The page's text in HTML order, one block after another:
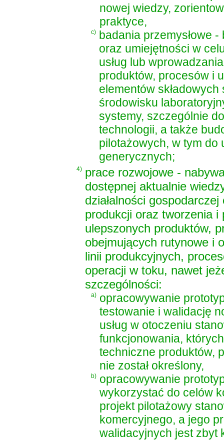
nowej wiedzy,
praktyce,
c)
badania przemysłowe
oraz umiejętności w
usług lub
produktów, procesów i
elementów
środowisku
systemy, szczególnie
technologii, a także
pilotażowych, w tym
generycznych;
4) prace rozwojowe -
dostępnej aktualnie
działalności
produkcji oraz tworzenia
ulepszonych produktów,
obejmujących rutynowe i
linii produkcyjnych,
operacji w toku, nawet
szczególności:
a) opracowywanie
testowanie i walidację
usług w otoczeniu
funkcjonowania,
techniczne produktów,
nie został określony,
b) opracowywanie
wykorzystać do celów
projekt pilotażowy
komercyjnego, a jego
walidacyjnych jest zbyt